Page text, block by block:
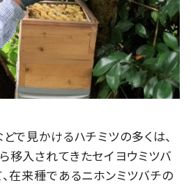
で見かけるハチミツの多くは、
移入されてきたセイヨウミツバ
在来種であるニホンミツバチの